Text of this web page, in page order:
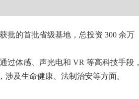
的首批省级基地，总投资 300 余万
体感、声光电和 VR 等高科技手段，
及生命健康、法制治安等方面。